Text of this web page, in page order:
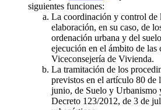
siguientes funciones:
La coordinación y control de
elaboración, en su caso, de
ordenación urbana y del
ejecución en el ámbito de las
Viceconsejería de Vivienda.
La tramitación de los
previstos en el artículo 80 de
junio, de Suelo y Urbanismo
Decreto 123/2012, de 3 de